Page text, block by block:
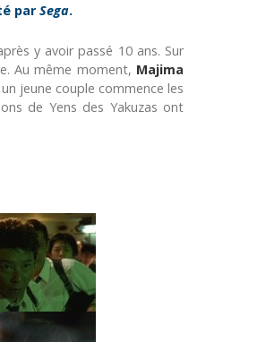
parSega.
y avoir passé 10 ans. Sur
Au même moment, Majima
jeune couple commence les
de Yens des Yakuzas ont